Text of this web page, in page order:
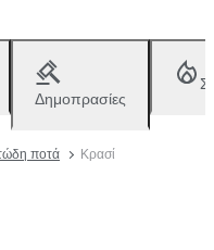
Δημοπρασίες
ποτά Κρασί